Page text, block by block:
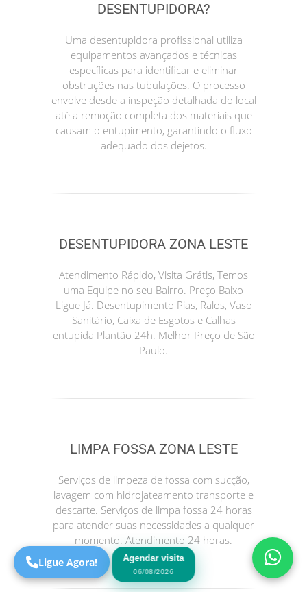
DESENTUPIDORA?
Uma desentupidora profissional utiliza
equipamentos avançados e técnicas
específicas para identificar e eliminar
obstruções nas tubulações. O processo
envolve desde a inspeção detalhada do local
até a remoção completa dos materiais que
causam o entupimento, garantindo o fluxo
adequado dos dejetos.
DESENTUPIDORA ZONA LESTE
Atendimento Rápido, Visita Grátis, Temos
uma Equipe no seu Bairro. Preço Baixo
Ligue Já. Desentupimento Pias, Ralos, Vaso
Sanitário, Caixa de Esgotos e Calhas
entupida Plantão 24h. Melhor Preço de São
Paulo.
LIMPA FOSSA ZONA LESTE
Serviços de limpeza de fossa com sucção,
lavagem com hidrojateamento transporte e
descarte. Serviços de limpa fossa 24 horas
para atender suas necessidades a qualquer
momento. Atendimento 24 horas.
Agendar visita
06/08/2026
Precisa de Ajuda?
São Paulo! Precisa de
ajuda?
Online
Ligue Agora!